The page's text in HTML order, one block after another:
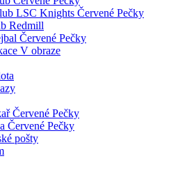
LSC Knights Červené Pečky
Redmill
Červené Pečky
V obraze
Červené Pečky
Červené Pečky
pošty